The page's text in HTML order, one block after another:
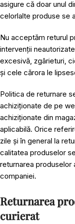
asigure că doar unul
celorlalte produse se
Nu acceptăm returul
intervenții
excesivă, zgârieturi,
și cele cărora le
Politica de returnare
achiziționate de pe
achiziționate din
aplicabilă. Orice
zile și în general la
calitatea produselor
returnarea produselor
companiei.
Returnarea
curierat